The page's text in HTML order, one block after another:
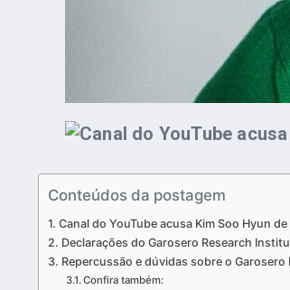
Conteúdos da postagem
Canal do YouTube acusa Kim Soo Hyun
Declarações do Garosero Research
Repercussão e dúvidas sobre o
Confira também: